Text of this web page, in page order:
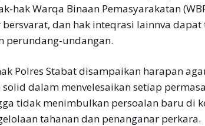
hak Warqa Binaan Pemasyarakatan
bersvarat, dan hak inteqrasi lainnva
perundang-undangan.
Polres Stabat disampaikan harapan
dalam menvelesaikan setiap
tidak menimbulkan persoalan baru di
tahanan dan penanganar perkara.